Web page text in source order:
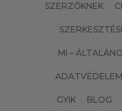
SZERZŐKNEK
MI –
ADATVÉDELEM
GYIK BLOG